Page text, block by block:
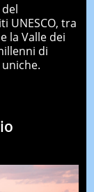
UNESCO, tra
la Valle dei
di